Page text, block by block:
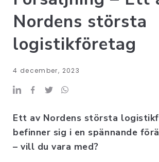
Nordens största
logistikföretag
4 december, 2023
Ett av Nordens största
befinner sig i en spännande
– vill du vara med?